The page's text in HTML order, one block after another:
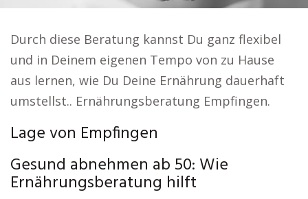
Durch diese Beratung kannst Du ganz flexibel
und in Deinem eigenen Tempo von zu Hause
aus lernen, wie Du Deine Ernährung dauerhaft
umstellst.. Ernährungsberatung Empfingen.
Lage von Empfingen
Gesund abnehmen ab 50: Wie
Ernährungsberatung hilft